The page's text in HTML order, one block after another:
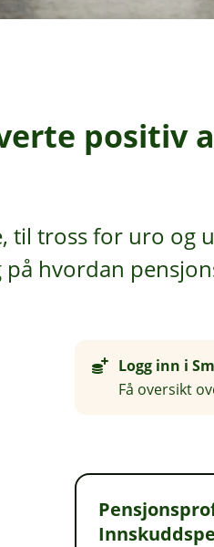
positiv
til tross for uro og
hvordan
Logg inn i
Få oversikt